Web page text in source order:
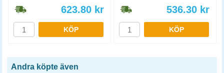
623.80 kr
KÖP
536.30 kr
KÖP
Andra köpte även